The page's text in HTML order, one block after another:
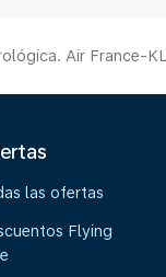
Air France-
las ofertas
Flying